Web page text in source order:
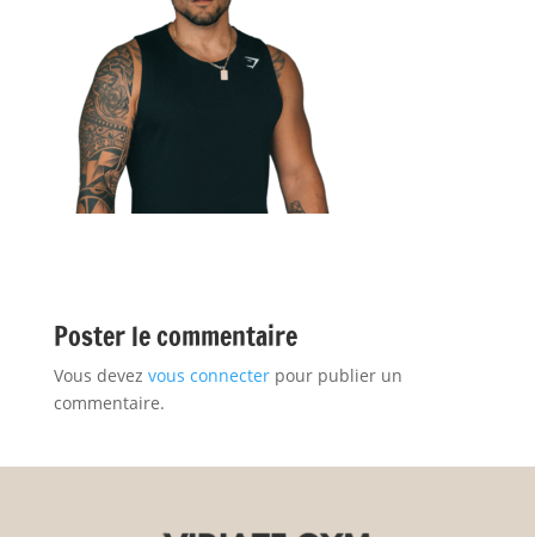
Poster le commentaire
Vous devez vous connecterpour publier un
commentaire.